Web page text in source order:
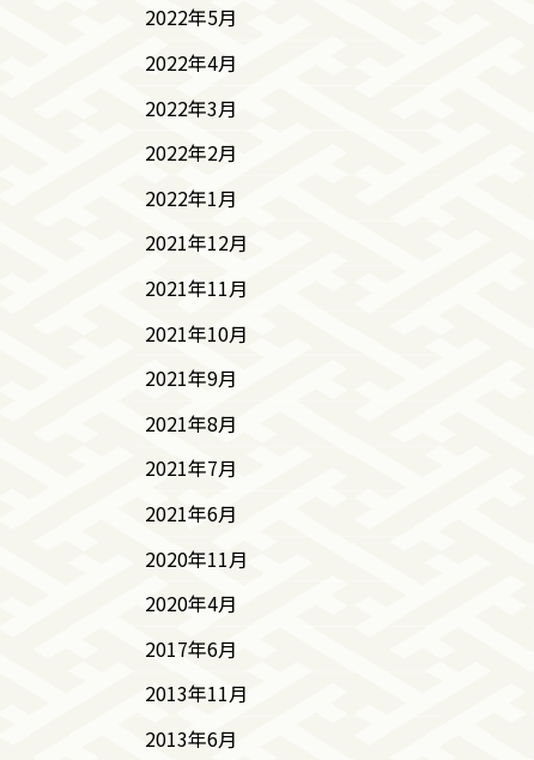
2022年5月
2022年4月
2022年3月
2022年2月
2022年1月
2021年12月
2021年11月
2021年10月
2021年9月
2021年8月
2021年7月
2021年6月
2020年11月
2020年4月
2017年6月
2013年11月
2013年6月